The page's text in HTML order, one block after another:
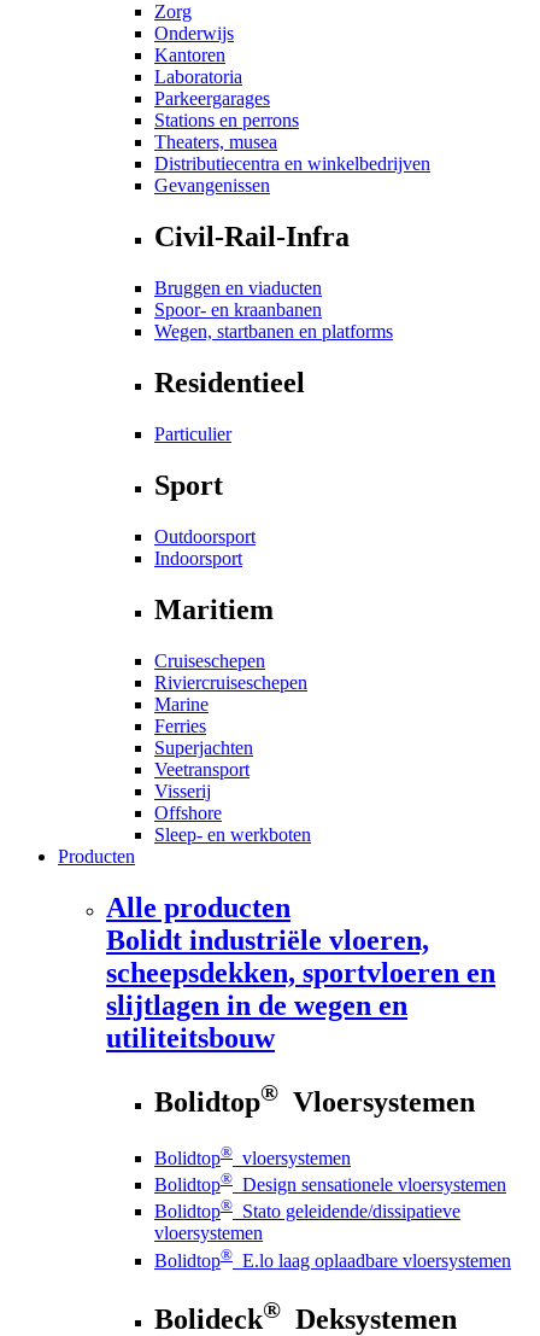
Zorg
Onderwijs
Kantoren
Laboratoria
Parkeergarages
Stations en perrons
Theaters, musea
Distributiecentra en winkelbedrijven
Gevangenissen
Civil-Rail-Infra
Bruggen en viaducten
Spoor- en kraanbanen
Wegen, startbanen en platforms
Residentieel
Particulier
Sport
Outdoorsport
Indoorsport
Maritiem
Cruiseschepen
Riviercruiseschepen
Marine
Ferries
Superjachten
Veetransport
Visserij
Offshore
Sleep- en werkboten
Producten
Alle producten
Bolidt industriële vloeren,
scheepsdekken, sportvloeren en
slijtlagen in de wegen en
utiliteitsbouw
Bolidtop® Vloersystemen
Bolidtop® vloersystemen
Bolidtop® Design sensationele vloersystemen
Bolidtop® Stato geleidende/dissipatieve
vloersystemen
Bolidtop® E.lo laag oplaadbare vloersystemen
Bolideck® Deksystemen